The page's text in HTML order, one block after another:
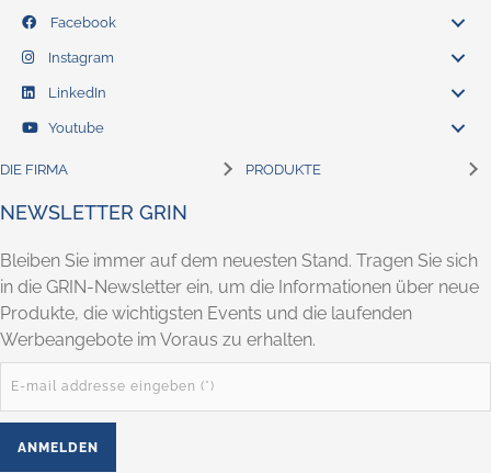
Facebook
Instagram
LinkedIn
Youtube
DIE FIRMA PRODUKTE
NEWSLETTER GRIN
Bleiben Sie immer auf dem neuesten Stand. Tragen Sie sich
in die GRIN-Newsletter ein, um die Informationen über neue
Produkte, die wichtigsten Events und die laufenden
Werbeangebote im Voraus zu erhalten.